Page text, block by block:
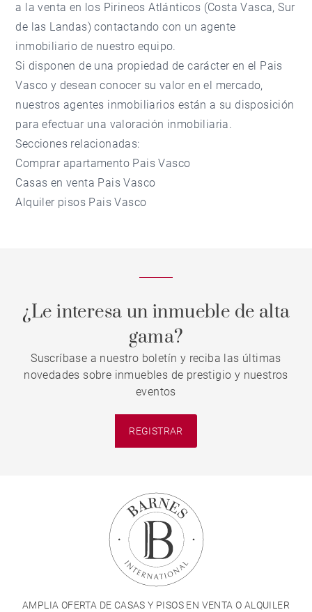
a la venta en los Pirineos Atlánticos (Costa Vasca, Sur
de las Landas) contactando con un agente
inmobiliario de nuestro equipo.
Si disponen de una propiedad de carácter en el Pais
Vasco y desean conocer su valor en el mercado,
nuestros agentes inmobiliarios están a su disposición
para efectuar una valoración inmobiliaria.
Secciones relacionadas:
Comprar apartamento Pais Vasco
Casas en venta Pais Vasco
Alquiler pisos Pais Vasco
¿Le interesa un inmueble de alta
gama?
Suscríbase a nuestro boletín y reciba las últimas
novedades sobre inmuebles de prestigio y nuestros
eventos
REGISTRAR
AMPLIA OFERTA DE CASAS Y PISOS EN VENTA O ALQUILER